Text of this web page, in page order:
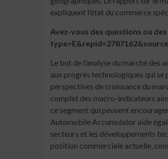
expliquent l’état du commerce
Avez-vous des questions ou
Le but de l’analyse du marché
aux progrès technologiques qui se
perspectives de croissance du
complet des macro-indicateurs
ce segment qui peuvent
Automobile Accumulator aide
secteurs et les développements
position commerciale actuelle,